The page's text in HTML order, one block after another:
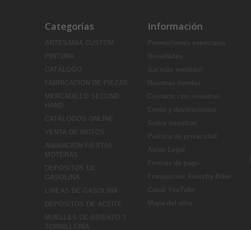
Categorías
ARTESANÍA CUSTOM
PINTURA
CATÁLOGO
FABRICACIÓN DE PIEZAS
MERCADILLO SECOND
HAND
CATÁLOGOS ONLINE
VENTA DE MOTOS
ANIMACIÓN FIESTAS
MOTERAS
DEPÓSITOS DE
GASOLINA
LINEAS DE GASOLINA
DEPÓSITOS DE ACEITE
MUELLES DE ASIENTO Y
TORNILLERÍA
Información
Promociones especiales
Novedades
¡Lo más vendido!
Nuestras tiendas
Contacte con nosotros
Envío y devoluciones
Sobre nosotros
Política de privacidad
Aviso Legal
Formas de pago
Franquicias Anarchy Biker
Canal YouTube
Mapa del sitio